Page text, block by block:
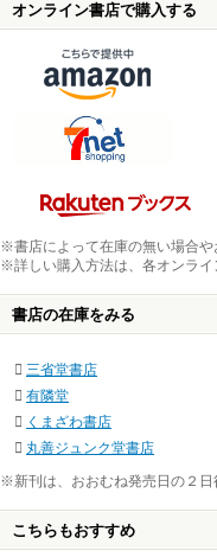
オンライン書店で購入する
※書店によって在庫の無い場合や
※詳しい購入方法は、各オンライ
書店の在庫をみる
三省堂書店
有隣堂
くまざわ書店
丸善ジュンク堂書店
※新刊は、おおむね発売日の２日
こちらもおすすめ